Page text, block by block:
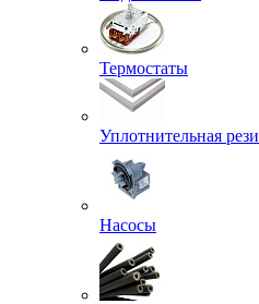
Термостаты
Уплотнительная
Насосы